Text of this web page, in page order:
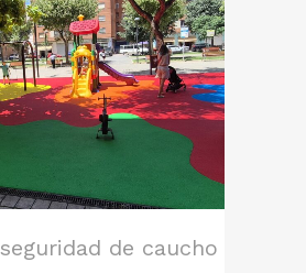
de caucho